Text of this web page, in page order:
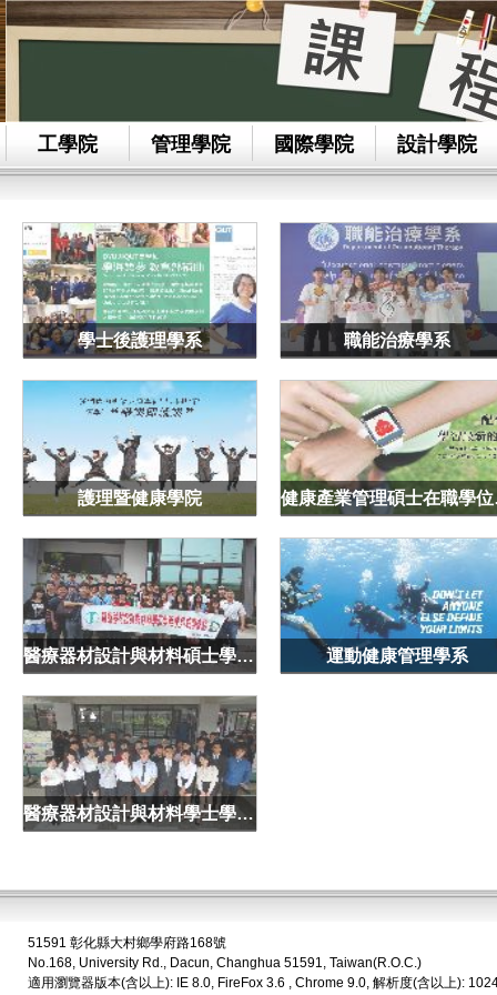
工學院 管理學院 國際學院 設計學院
學士後護理學系 職能治療學系
護理暨健康學院 健
醫療器材設計與材料碩士學位學程 運動健康管理學系
醫療器材設計與材料學士學位學程
51591 彰化縣大村鄉學府路168號
No.168, University Rd., Dacun, Changhua 51591, Taiwan(R.O.C.)
適用瀏覽器版本(含以上): IE 8.0, FireFox 3.6 , Chrome 9.0, 解析度(含以上):